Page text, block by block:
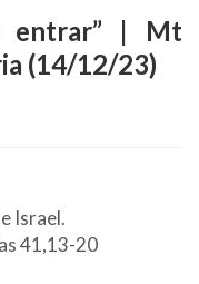
entrar” | Mt
(14/12/23)
Israel.
41,13-20